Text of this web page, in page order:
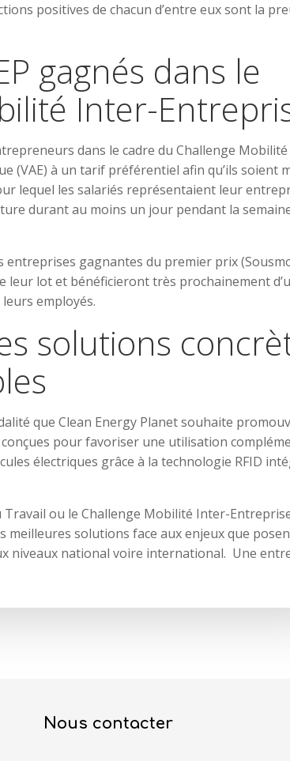
positives de chacun d’entre eux sont la
gagnés dans le
Inter-
dans le cadre du Challenge
(VAE) à un tarif préférentiel afin qu’ils soient
lequel les salariés représentaient leur
durant au moins un jour pendant la
entreprises gagnantes du premier prix
leur lot et bénéficieront très prochainement
employés.
solutions
que Clean Energy Planet souhaite
pour favoriser une utilisation
électriques grâce à la technologie RFID
Travail ou le Challenge Mobilité Inter-
solutions face aux enjeux que
niveaux national voire international. Une
Nous contacter